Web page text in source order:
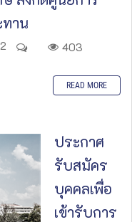
าน
403
READ MORE
ประกาศ
รับสมัคร
บุคคลเพื่อ
เข้ารับการ